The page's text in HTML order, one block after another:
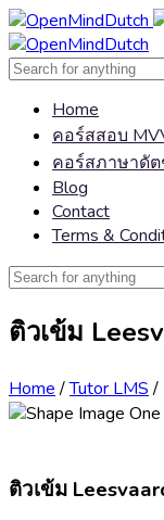
Home
คอร์สสอบ
คอร์สภาษาดัต
Blog
Contact
Terms &
ติวเข้ม
Home/Tutor LMS/
ติวเข้ม